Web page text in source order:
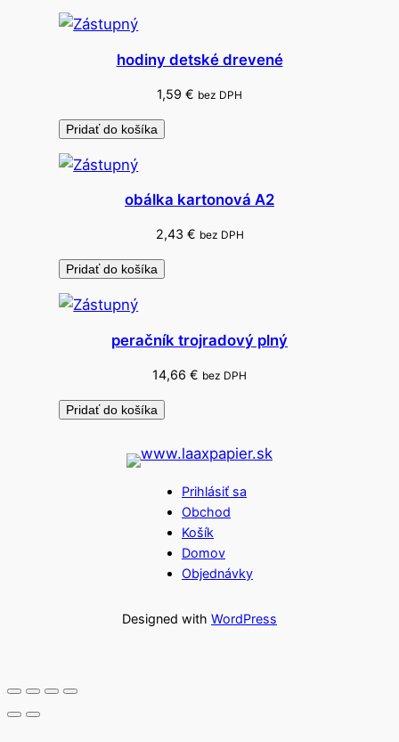
hodiny detské drevené
1,59 € bez DPH
Pridať do košíka
obálka kartonová A2
2,43 € bez DPH
Pridať do košíka
peračník trojradový plný
14,66 € bez DPH
Pridať do košíka
Prihlásiť sa
Obchod
Košík
Domov
Objednávky
Designed with WordPress